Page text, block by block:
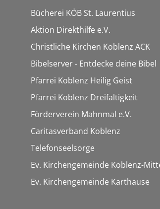
Bücherei KÖB St. Laurentius
Aktion Direkthilfe e.V.
Christliche Kirchen Koblenz ACK
Bibelserver - Entdecke deine Bibel
Pfarrei Koblenz Heilig Geist
Pfarrei Koblenz Dreifaltigkeit
Förderverein Mahnmal e.V.
Caritasverband Koblenz
Telefonseelsorge
Ev. Kirchengemeinde Koblenz-
Ev. Kirchengemeinde Karthause